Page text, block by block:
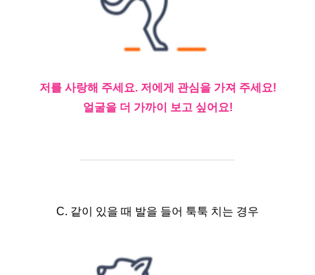
저를 사랑해 주세요. 저에게 관심을 가져 주세요!
얼굴을 더 가까이 보고 싶어요!
C. 같이 있을 때 발을 들어 툭툭 치는 경우